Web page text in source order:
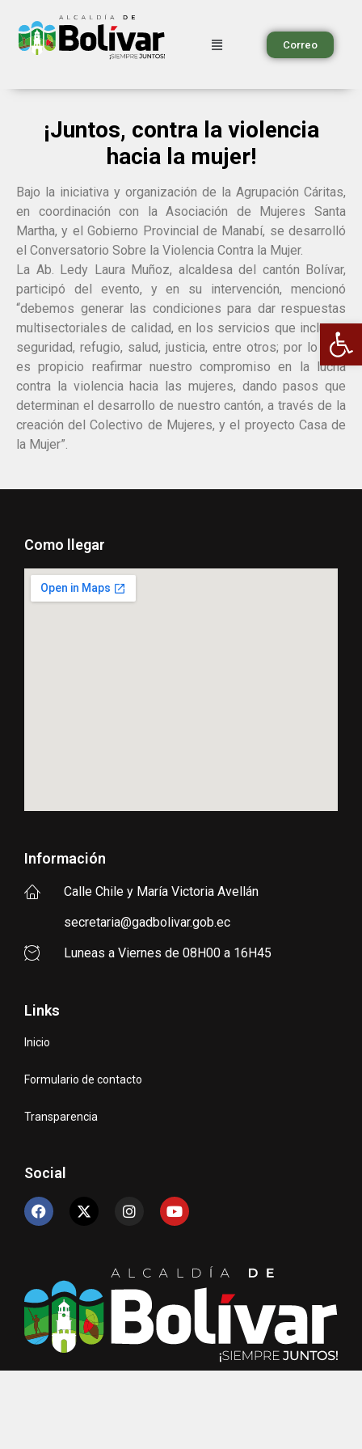
Correo
¡Juntos, contra la violencia
hacia la mujer!
Bajo la iniciativa y organización de la Agrupación Cáritas,
en coordinación con la Asociación de Mujeres Santa
Martha, y el Gobierno Provincial de Manabí, se desarrolló
el Conversatorio Sobre la Violencia Contra la Mujer.
La Ab. Ledy Laura Muñoz, alcaldesa del cantón Bolívar,
participó del evento, y en su intervención, mencionó
“debemos generar las condiciones para dar respuestas
multisectoriales de calidad, en los servicios que incluyen
seguridad, refugio, salud, justicia, entre otros; por lo que,
es propicio reafirmar nuestro compromiso en la lucha
contra la violencia hacia las mujeres, dando pasos que
determinan el desarrollo de nuestro cantón, a través de la
creación del Colectivo de Mujeres, y el proyecto Casa de
la Mujer”.
Como llegar
Información
Calle Chile y María Victoria Avellán
secretaria@gadbolivar.gob.ec
Luneas a Viernes de 08H00 a 16H45
Links
Inicio
Formulario de contacto
Transparencia
Social